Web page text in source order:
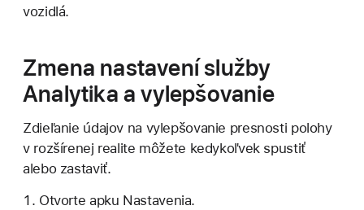
vozidlá.
Zmena nastavení služby
Analytika a vylepšovanie
Zdieľanie údajov na vylepšovanie presnosti polohy
v rozšírenej realite môžete kedykoľvek spustiť
alebo zastaviť.
Otvorte apku Nastavenia.